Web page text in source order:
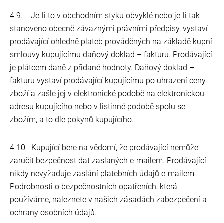
4.9. Je-li to v obchodním styku obvyklé nebo je-li tak
stanoveno obecně závaznými právními předpisy, vystaví
prodávající ohledně plateb prováděných na základě kupní
smlouvy kupujícímu daňový doklad – fakturu. Prodávající
je plátcem daně z přidané hodnoty. Daňový doklad –
fakturu vystaví prodávající kupujícímu po uhrazení ceny
zboží a zašle jej v elektronické podobě na elektronickou
adresu kupujícího nebo v listinné podobě spolu se
zbožím, a to dle pokynů kupujícího.
4.10. Kupující bere na vědomí, že prodávající nemůže
zaručit bezpečnost dat zaslaných e-mailem. Prodávající
nikdy nevyžaduje zaslání platebních údajů e-mailem.
Podrobnosti o bezpečnostních opatřeních, která
používáme, naleznete v našich zásadách zabezpečení a
ochrany osobních údajů.